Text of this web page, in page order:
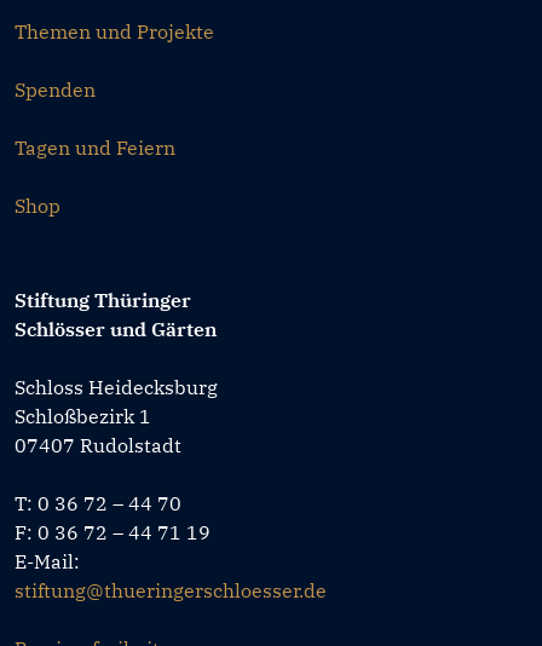
Themen und Projekte
Spenden
Tagen und Feiern
Shop
Stiftung Thüringer
Schlösser und Gärten
Schloss Heidecksburg
Schloßbezirk 1
07407 Rudolstadt
T: 0 36 72 – 44 70
F: 0 36 72 – 44 71 19
E-Mail:
stiftung@thueringerschloesser.de